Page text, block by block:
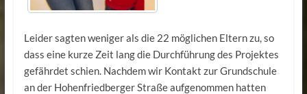
Leider sagten weniger als die 22 möglichen Eltern zu, so
dass eine kurze Zeit lang die Durchführung des Projektes
gefährdet schien. Nachdem wir Kontakt zur Grundschule
an der Hohenfriedberger Straße aufgenommen hatten